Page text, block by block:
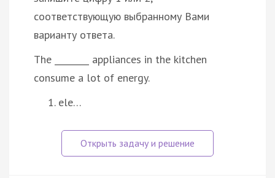
соответствующую выбранному Вами
варианту ответа.
The ________ appliances in the kitchen
consume a lot of energy.
ele…